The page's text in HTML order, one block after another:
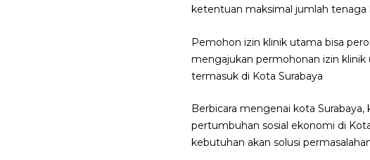
ketentuan maksimal jumlah tenaga
Pemohon izin klinik utama bisa
mengajukan permohonan izin klinik
termasuk di Kota Surabaya
Berbicara mengenai kota
pertumbuhan sosial ekonomi di
kebutuhan akan solusi